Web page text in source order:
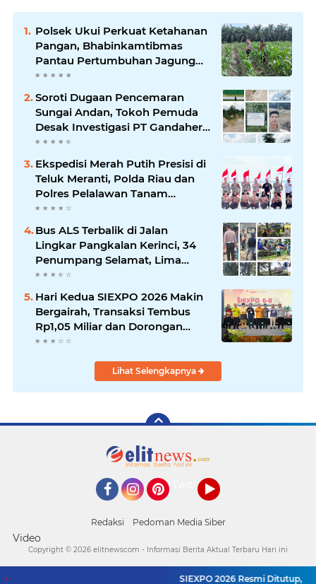
Polsek Ukui Perkuat Ketahanan
Pangan, Bhabinkamtibmas
Pantau Pertumbuhan Jagung
Petani di Desa Air Hitam
Soroti Dugaan Pencemaran
Sungai Andan, Tokoh Pemuda
Desak Investigasi PT Gandahera
Hendana
Ekspedisi Merah Putih Presisi di
Teluk Meranti, Polda Riau dan
Polres Pelalawan Tanam
Mangrove Demi Negeri
Bus ALS Terbalik di Jalan
Lingkar Pangkalan Kerinci, 34
Penumpang Selamat, Lima
Alami Luka Ringan
Hari Kedua SIEXPO 2026 Makin
Bergairah, Transaksi Tembus
Rp1,05 Miliar dan Dorongan
Palm Oil Institute Menguat
Lihat Selengkapnya
Twitter
Redaksi Pedoman Media Siber
Video
SIEXPO 2026 Resmi Ditutup,
Copyright © 2026 elitnewscom - Informasi Berita Aktual Terbaru Hari ini